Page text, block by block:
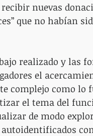
nuevas
que no habían
realizado y las
el
complejo como
el tema del
de modo